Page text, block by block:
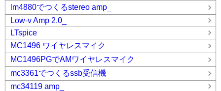
lm4880でつくるstereo amp_
Low-v Amp 2.0_
LTspice
MC1496 ワイヤレスマイク
MC1496PGでAMワイヤレスマイク
mc3361でつくるssb受信機
mc34119 amp_